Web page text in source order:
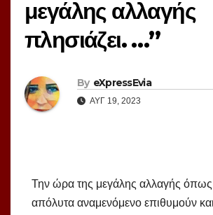
μεγάλης αλλαγής
πλησιάζει. …”
By eXpressEvia
ΑΥΓ 19, 2023
Την ώρα της μεγάλης αλλαγής όπως
απόλυτα αναμενόμενο επιθυμούν και